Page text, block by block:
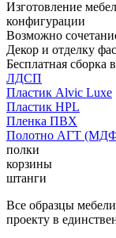
Изготовление
конфигурации
Возможно
Декор и отделку
Бесплатная сборка
ЛДСП
Пластик Alvic Luxe
Пластик HPL
Пленка ПВХ
Полотно АГТ
полки
корзины
штанги
Все образцы
проекту в